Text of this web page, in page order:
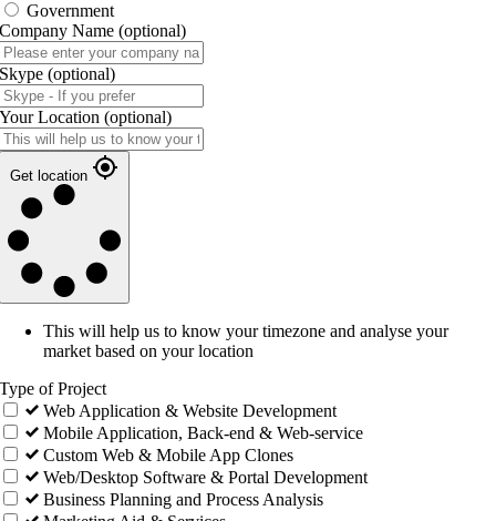
Government
Company Name (optional)
Skype (optional)
Your Location (optional)
Get location
This will help us to know your timezone and analyse your
market based on your location
Type of Project
Web Application & Website Development
Mobile Application, Back-end & Web-service
Custom Web & Mobile App Clones
Web/Desktop Software & Portal Development
Business Planning and Process Analysis